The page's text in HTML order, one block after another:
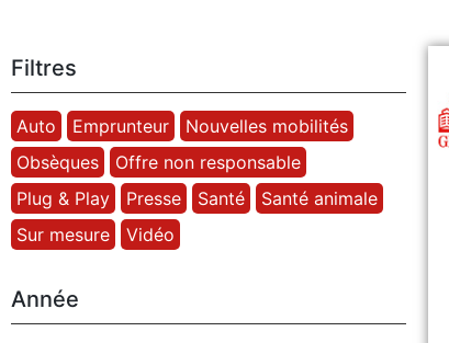
Filtres
Auto Emprunteur
Nouvelles mobilités
Obsèques
Offre non responsable
Plug & Play
Presse Santé
Santé animale
Sur mesure
Vidéo
Année